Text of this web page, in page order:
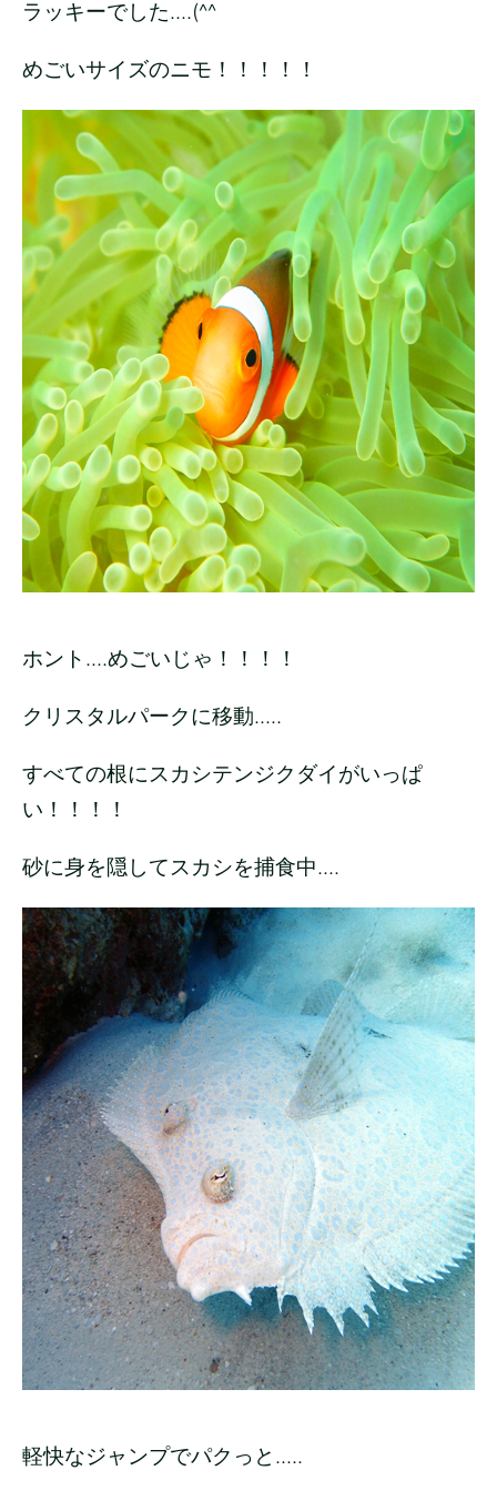
ラッキーでした....(^^
めごいサイズのニモ！！！！！
ホント....めごいじゃ！！！！
クリスタルパークに移動.....
すべての根にスカシテンジクダイがいっぱ
い！！！！
砂に身を隠してスカシを捕食中....
軽快なジャンプでパクっと.....